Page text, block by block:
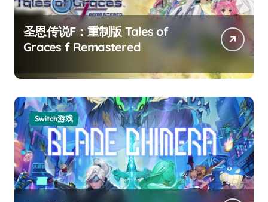
圣恩传说F：重制版 Tales of
Graces f Remastered
Switch游戏